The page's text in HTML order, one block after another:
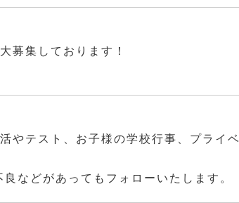
募集しております！
やテスト、お子様の学校行事、プライベ
などがあってもフォローいたします。